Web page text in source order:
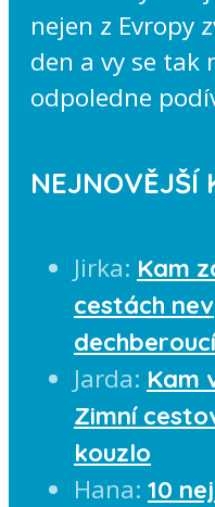
nejen z Evropy
den a vy se tak
odpoledne
NEJNOVĚJŠÍ
Jirka: Kam
cestách
Jarda: Kam
Zimní
kouzlo
Hana: 10